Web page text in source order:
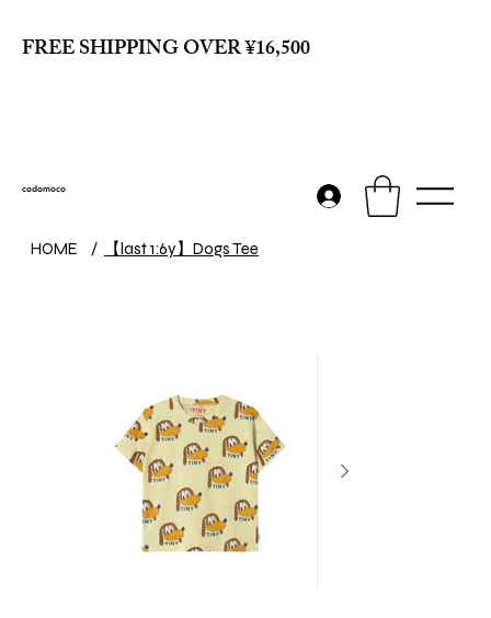
FREE SHIPPING OVER ¥16,500
codomoco
HOME / 【last 1:6y】Dogs Tee